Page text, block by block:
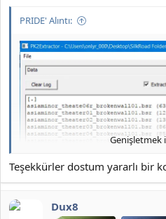
PRIDE' Alıntı:
Genişletmek
Teşekkürler dostum yararlı bir
Dux8